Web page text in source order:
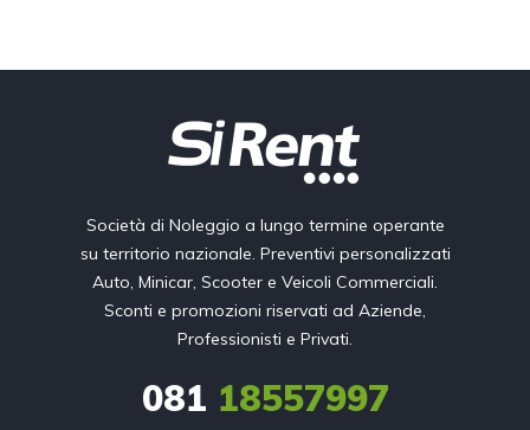
Società di Noleggio a lungo termine operante
su territorio nazionale. Preventivi personalizzati
Auto, Minicar, Scooter e Veicoli Commerciali.
Sconti e promozioni riservati ad Aziende,
Professionisti e Privati.
081 18557997